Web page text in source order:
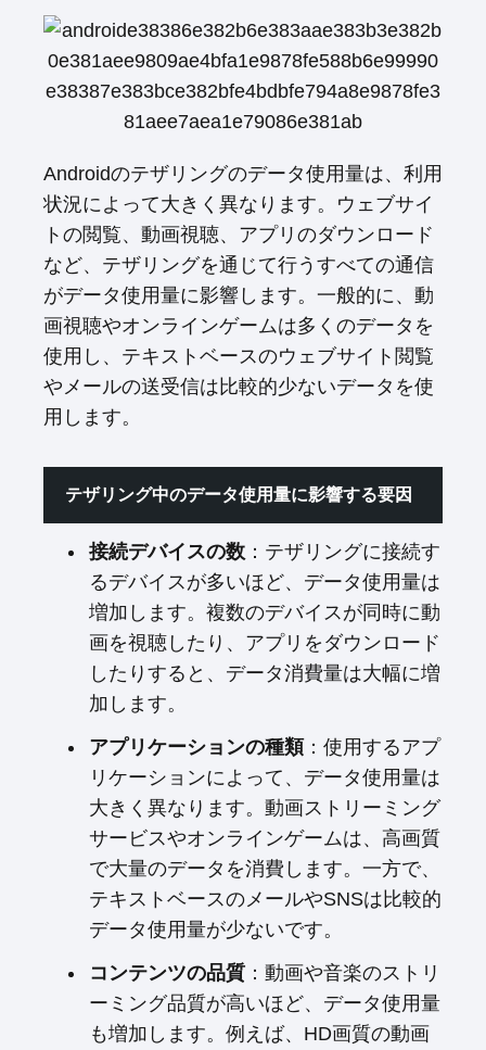
Androidのテザリングのデータ使用量は、利用
状況によって大きく異なります。ウェブサイ
トの閲覧、動画視聴、アプリのダウンロード
など、テザリングを通じて行うすべての通信
がデータ使用量に影響します。一般的に、動
画視聴やオンラインゲームは多くのデータを
使用し、テキストベースのウェブサイト閲覧
やメールの送受信は比較的少ないデータを使
用します。
テザリング中のデータ使用量に影響する要因
接続デバイスの数 ：テザリングに接続す
るデバイスが多いほど、データ使用量は
増加します。複数のデバイスが同時に動
画を視聴したり、アプリをダウンロード
したりすると、データ消費量は大幅に増
加します。
アプリケーションの種類 ：使用するアプ
リケーションによって、データ使用量は
大きく異なります。動画ストリーミング
サービスやオンラインゲームは、高画質
で大量のデータを消費します。一方で、
テキストベースのメールやSNSは比較的
データ使用量が少ないです。
コンテンツの品質 ：動画や音楽のストリ
ーミング品質が高いほど、データ使用量
も増加します。例えば、HD画質の動画